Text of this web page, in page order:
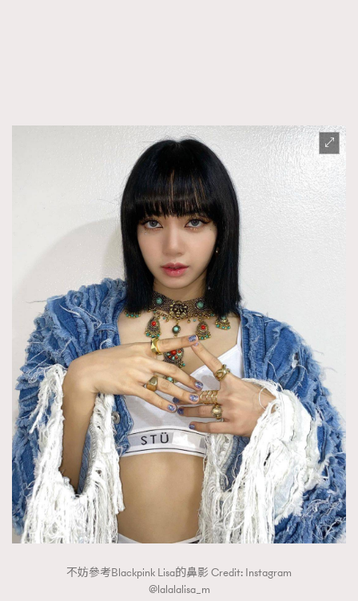
不妨參考Blackpink Lisa的鼻影 Credit: Instagram
@lalalalisa_m